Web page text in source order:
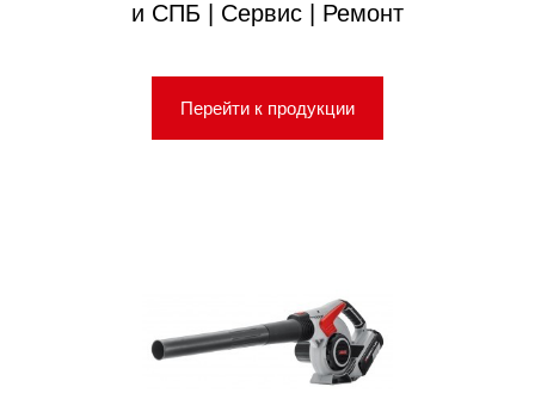
и СПБ | Сервис | Ремонт
Перейти к продукции